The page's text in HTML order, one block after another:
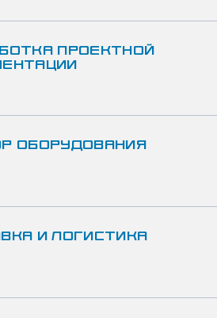
ПРОЕКТНОЙ
ОБОРУДОВАНИЯ
И ЛОГИСТИКА